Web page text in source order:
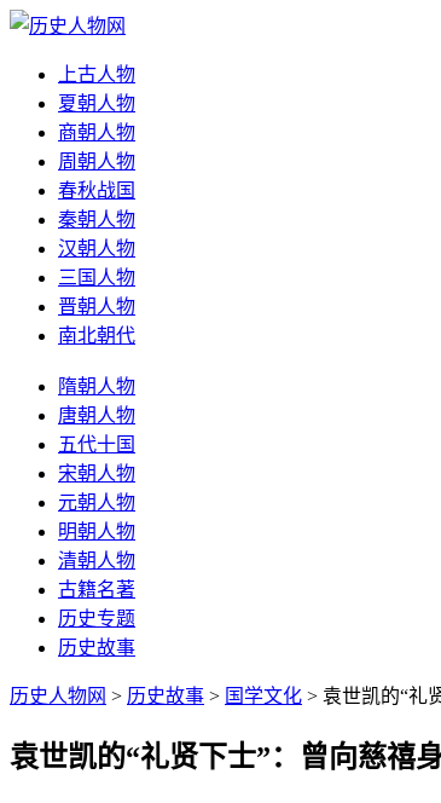
上古人物
夏朝人物
商朝人物
周朝人物
春秋战国
秦朝人物
汉朝人物
三国人物
晋朝人物
南北朝代
隋朝人物
唐朝人物
五代十国
宋朝人物
元朝人物
明朝人物
清朝人物
古籍名著
历史专题
历史故事
历史人物网 > 历史故事 > 国学文化 > 袁世凯的“礼
袁世凯的“礼贤下士”：曾向慈禧